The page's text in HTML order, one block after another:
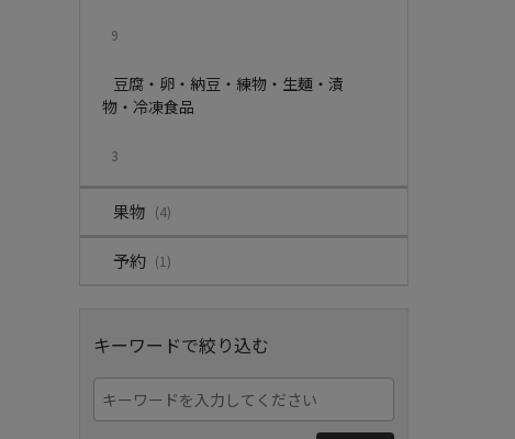
9
豆腐・卵・納豆・練物・生麺・漬
物・冷凍食品
3
果物 (4)
予約 (1)
キーワードで絞り込む